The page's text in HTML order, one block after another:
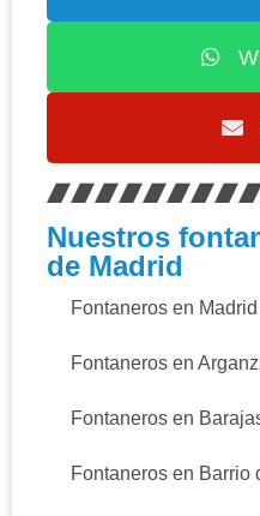
Nuestros
de Madrid
Fontaneros en Madrid
Fontaneros en
Fontaneros en
Fontaneros en Barrio